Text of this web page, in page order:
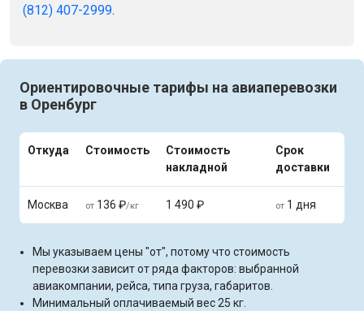
(812) 407-2999.
Ориентировочные тарифы на авиаперевозки
в Оренбург
Откуда Стоимость
Стоимость
накладной
Срок
доставки
Москва от 136 ₽/кг 1 490 ₽ от 1 дня
Мы указываем цены "от", потому что стоимость
перевозки зависит от ряда факторов: выбранной
авиакомпании, рейса, типа груза, габаритов.
Минимальный оплачиваемый вес 25 кг.